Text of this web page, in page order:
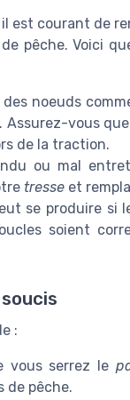
est courant de
pêche. Voici
noeuds
Assurez-vous
de la traction.
ou mal
tresse et
se produire si
soient
:
vous serrez le
de pêche.